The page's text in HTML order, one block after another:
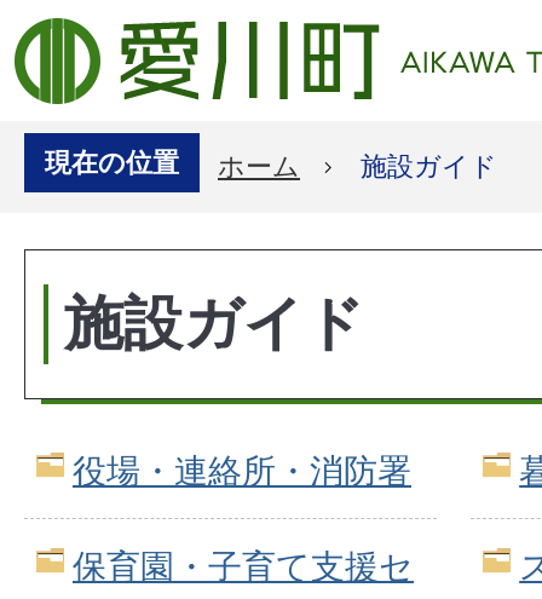
現在の位置 ホーム 施設ガイド
施設ガイド
役場・連絡所・消防署
保育園・子育て支援セ